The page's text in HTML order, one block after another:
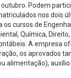
Podem
nos dois
cursos de
Química,
A empresa
os aprovados
alimentação),